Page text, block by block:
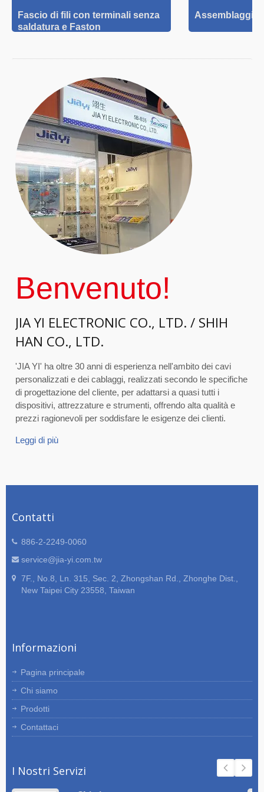
Fascio di fili con terminali senza
saldatura e Faston
Assemblaggio
Benvenuto!
JIA YI ELECTRONIC CO., LTD. / SHIH
HAN CO., LTD.
'JIA YI' ha oltre 30 anni di esperienza nell'ambito dei cavi
personalizzati e dei cablaggi, realizzati secondo le specifiche
di progettazione del cliente, per adattarsi a quasi tutti i
dispositivi, attrezzature e strumenti, offrendo alta qualità e
prezzi ragionevoli per soddisfare le esigenze dei clienti.
Leggi di più
Contatti
886-2-2249-0060
service@jia-yi.com.tw
7F., No.8, Ln. 315, Sec. 2, Zhongshan Rd., Zhonghe Dist.,
New Taipei City 23558, Taiwan
Informazioni
Pagina principale
Chi siamo
Prodotti
Contattaci
I Nostri Servizi